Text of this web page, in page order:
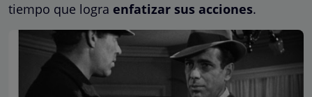
tiempo que logra enfatizar sus acciones.